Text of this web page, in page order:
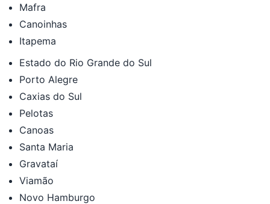
Mafra
Canoinhas
Itapema
Estado do Rio Grande do Sul
Porto Alegre
Caxias do Sul
Pelotas
Canoas
Santa Maria
Gravataí
Viamão
Novo Hamburgo